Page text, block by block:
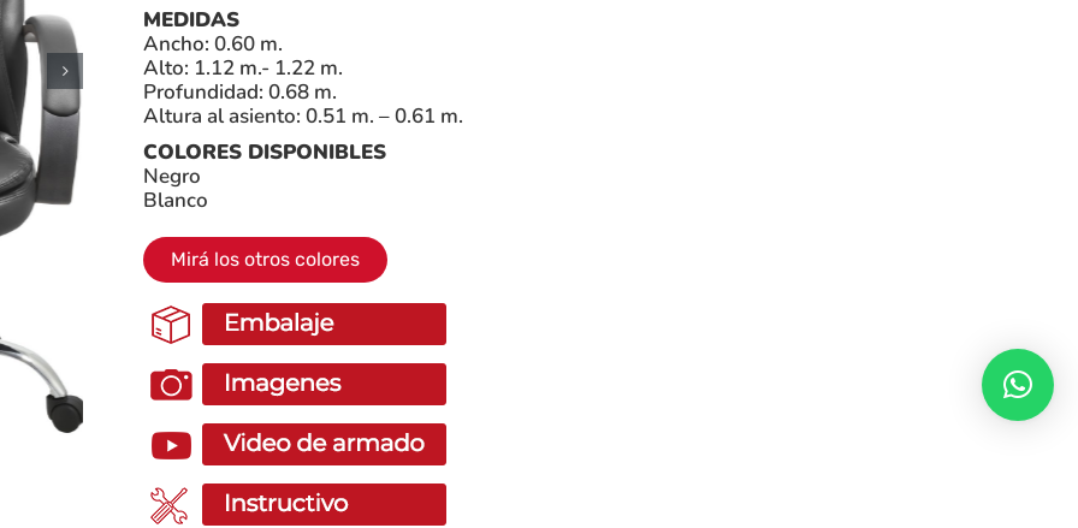
MEDIDAS
Ancho: 0.60 m.
Alto: 1.12 m.- 1.22 m.
Profundidad: 0.68 m.
Altura al asiento: 0.51 m. – 0.61 m.
COLORES DISPONIBLES
Negro
Blanco
Mirá los otros colores